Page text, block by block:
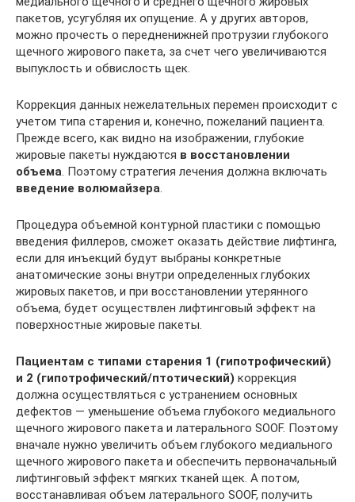
пакетов, усугубляя их опущение. А у других авторов,
можно прочесть о передненижней протрузии глубокого
щечного жирового пакета, за счет чего увеличиваются
выпуклость и обвислость щек.
Коррекция данных нежелательных перемен происходит с
учетом типа старения и, конечно, пожеланий пациента.
Прежде всего, как видно на изображении, глубокие
жировые пакеты нуждаются в восстановлении
объема. Поэтому стратегия лечения должна включать
введение волюмайзера.
Процедура объемной контурной пластики с помощью
введения филлеров, сможет оказать действие лифтинга,
если для инъекций будут выбраны конкретные
анатомические зоны внутри определенных глубоких
жировых пакетов, и при восстановлении утерянного
объема, будет осуществлен лифтинговый эффект на
поверхностные жировые пакеты.
Пациентам с типами старения 1 (гипотрофический)
и 2 (гипотрофический/птотический) коррекция
должна осуществляться с устранением основных
дефектов — уменьшение объема глубокого медиального
щечного жирового пакета и латерального SOOF. Поэтому
вначале нужно увеличить объем глубокого медиального
щечного жирового пакета и обеспечить первоначальный
лифтинговый эффект мягких тканей щек. А потом,
восстанавливая объем латерального SOOF, получить